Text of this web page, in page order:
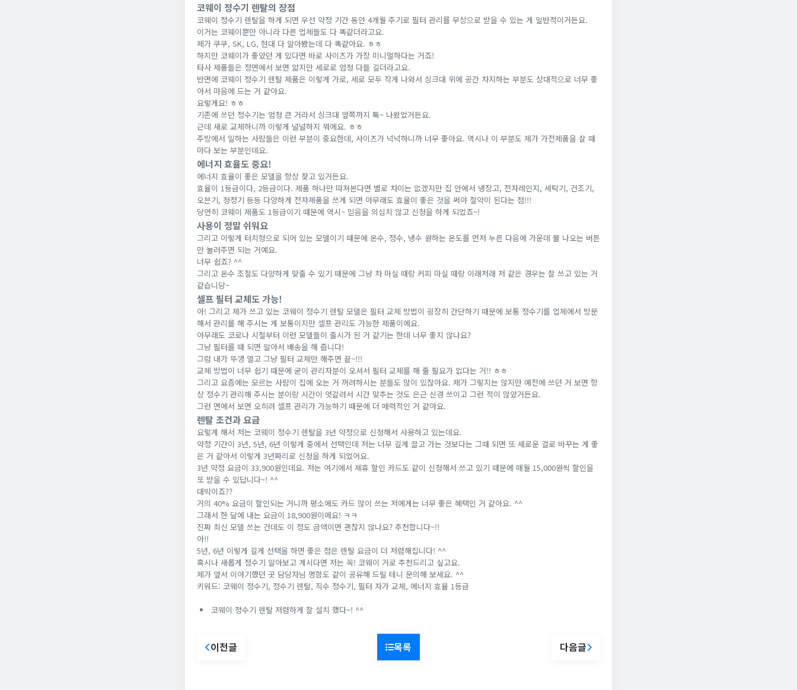
코웨이 정수기 렌탈의 장점
코웨이 정수기 렌탈을 하게 되면 우선 약정 기간 동안 4개월 주기로 필터 관리를 무상으로 받을 수 있는 게 일반적이거든요.
이거는 코웨이뿐만 아니라 다른 업체들도 다 똑같더라고요.
제가 쿠쿠, SK, LG, 현대 다 알아봤는데 다 똑같아요. ㅎㅎ
하지만 코웨이가 좋았던 게 있다면 바로 사이즈가 가장 미니멀하다는 거죠!
타사 제품들은 정면에서 보면 얇지만 세로로 엄청 다들 길더라고요.
반면에 코웨이 정수기 렌탈 제품은 이렇게 가로, 세로 모두 작게 나와서 싱크대 위에 공간 차지하는 부분도 상대적으로 너무 좋
아서 마음에 드는 거 같아요.
요렇게요! ㅎㅎ
기존에 쓰던 정수기는 엄청 큰 거라서 싱크대 앞쪽까지 툭~ 나왔었거든요.
근데 새로 교체하니까 이렇게 널널하지 뭐에요. ㅎㅎ
주방에서 일하는 사람들은 이런 부분이 중요한데, 사이즈가 넉넉하니까 너무 좋아요. 역시나 이 부분도 제가 가전제품을 살 때
마다 보는 부분인데요.
에너지 효율도 중요!
에너지 효율이 좋은 모델을 항상 찾고 있거든요.
효율이 1등급이다, 2등급이다. 제품 하나만 따져본다면 별로 차이는 없겠지만 집 안에서 냉장고, 전자레인지, 세탁기, 건조기,
오븐기, 청정기 등등 다양하게 전자제품을 쓰게 되면 아무래도 효율이 좋은 것을 써야 절약이 된다는 점!!!
당연히 코웨이 제품도 1등급이기 때문에 역시~ 믿음을 의심치 않고 신청을 하게 되었죠~!
사용이 정말 쉬워요
그리고 이렇게 터치형으로 되어 있는 모델이기 때문에 온수, 정수, 냉수 원하는 온도를 먼저 누른 다음에 가운데 물 나오는 버튼
만 눌러주면 되는 거예요.
너무 쉽죠? ^^
그리고 온수 조절도 다양하게 맞출 수 있기 때문에 그냥 차 마실 때랑 커피 마실 때랑 이래저래 저 같은 경우는 잘 쓰고 있는 거
같습니당~
셀프 필터 교체도 가능!
아! 그리고 제가 쓰고 있는 코웨이 정수기 렌탈 모델은 필터 교체 방법이 굉장히 간단하기 때문에 보통 정수기를 업체에서 방문
해서 관리를 해 주시는 게 보통이지만 셀프 관리도 가능한 제품이에요.
아무래도 코로나 시절부터 이런 모델들이 출시가 된 거 같기는 한데 너무 좋지 않나요?
그냥 필터를 때 되면 알아서 배송을 해 줍니다!
그럼 내가 뚜껑 열고 그냥 필터 교체만 해주면 끝~!!!
교체 방법이 너무 쉽기 때문에 굳이 관리자분이 오셔서 필터 교체를 해 줄 필요가 없다는 거!! ㅎㅎ
그리고 요즘에는 모르는 사람이 집에 오는 거 꺼려하시는 분들도 많이 있잖아요. 제가 그렇지는 않지만 예전에 쓰던 거 보면 항
상 정수기 관리해 주시는 분이랑 시간이 엇갈려서 시간 맞추는 것도 은근 신경 쓰이고 그런 적이 많았거든요.
그런 면에서 보면 오히려 셀프 관리가 가능하기 때문에 더 매력적인 거 같아요.
렌탈 조건과 요금
요렇게 해서 저는 코웨이 정수기 렌탈을 3년 약정으로 신청해서 사용하고 있는데요.
약정 기간이 3년, 5년, 6년 이렇게 중에서 선택인데 저는 너무 길게 끌고 가는 것보다는 그때 되면 또 새로운 걸로 바꾸는 게 좋
은 거 같아서 이렇게 3년짜리로 신청을 하게 되었어요.
3년 약정 요금이 33,900원인데요. 저는 여기에서 제휴 할인 카드도 같이 신청해서 쓰고 있기 때문에 매월 15,000원씩 할인을
또 받을 수 있답니다~! ^^
대박이죠??
거의 40% 요금이 할인되는 거니까 평소에도 카드 많이 쓰는 저에게는 너무 좋은 혜택인 거 같아요. ^^
그래서 한 달에 내는 요금이 18,900원이에요! ㅋㅋ
진짜 최신 모델 쓰는 건데도 이 정도 금액이면 괜찮지 않나요? 추천합니다~!!
아!!
5년, 6년 이렇게 길게 선택을 하면 좋은 점은 렌탈 요금이 더 저렴해집니다! ^^
혹시나 새롭게 정수기 알아보고 계시다면 저는 꼭! 코웨이 거로 추천드리고 싶고요.
제가 앞서 이야기했던 곳 담당자님 명함도 같이 공유해 드릴 테니 문의해 보세요. ^^
키워드: 코웨이 정수기, 정수기 렌탈, 직수 정수기, 필터 자가 교체, 에너지 효율 1등급
코웨이 정수기 렌탈 저렴하게 잘 설치 했다~! ^^
이전글 목록 다음글